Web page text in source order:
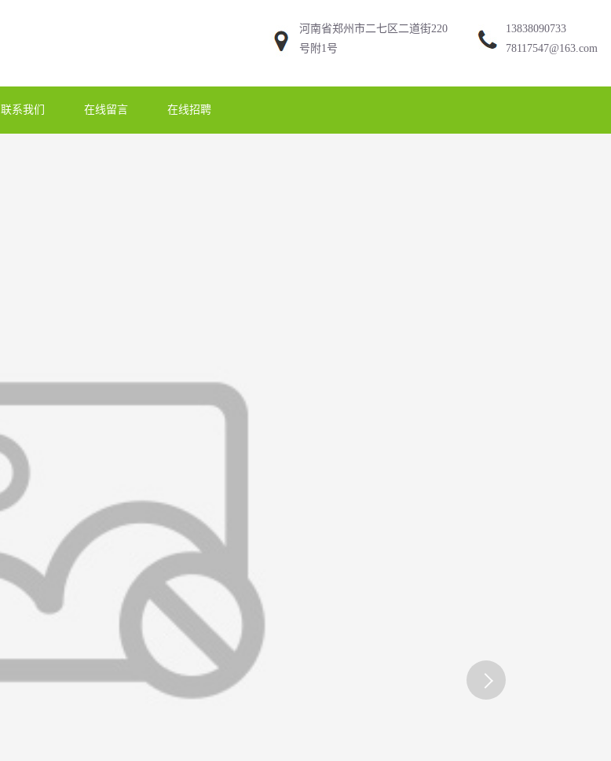
河南省郑州市二七区二道街220
号附1号
13838090733
78117547@163.com
联系我们 在线留言 在线招聘